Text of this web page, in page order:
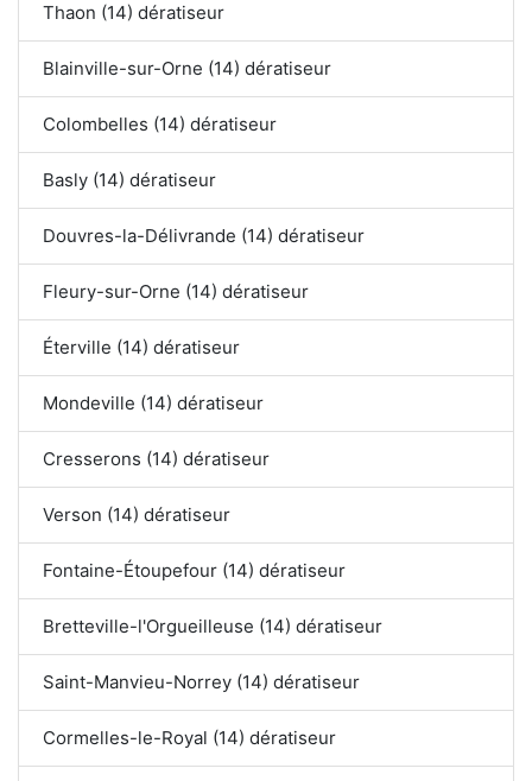
Thaon (14) dératiseur
Blainville-sur-Orne (14) dératiseur
Colombelles (14) dératiseur
Basly (14) dératiseur
Douvres-la-Délivrande (14) dératiseur
Fleury-sur-Orne (14) dératiseur
Éterville (14) dératiseur
Mondeville (14) dératiseur
Cresserons (14) dératiseur
Verson (14) dératiseur
Fontaine-Étoupefour (14) dératiseur
Bretteville-l'Orgueilleuse (14) dératiseur
Saint-Manvieu-Norrey (14) dératiseur
Cormelles-le-Royal (14) dératiseur